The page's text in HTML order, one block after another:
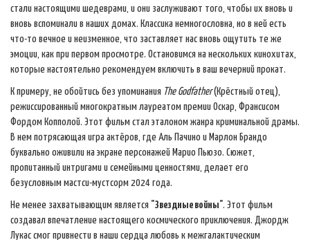
стали настоящими шедеврами, и они заслуживают того, чтобы их вновь и
вновь вспоминали в наших домах. Классика немногословна, но в ней есть
что-то вечное и неизменное, что заставляет нас вновь ощутить те же
эмоции, как при первом просмотре. Остановимся на нескольких кинохитах,
которые настоятельно рекомендуем включить в ваш вечерний прокат.
К примеру, не обойтись без упоминания The Godfather(Крёстный отец),
режиссированный многократным лауреатом премии Оскар, Франсисом
Фордом Копполой. Этот фильм стал эталоном жанра криминальной драмы.
В нем потрясающая игра актёров, где Аль Пачино и Марлон Брандо
буквально оживили на экране персонажей Марио Пьюзо. Сюжет,
пропитанный интригами и семейными ценностями, делает его
безусловным мастси-мустсорм 2024 года.
Не менее захватывающим является "Звездные войны". Этот фильм
создавал впечатление настоящего космического приключения. Джордж
Лукас смог привнести в наши сердца любовь к межгалактическим